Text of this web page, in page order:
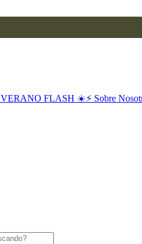
VERANO FLASH ☀️⚡️ Sobre